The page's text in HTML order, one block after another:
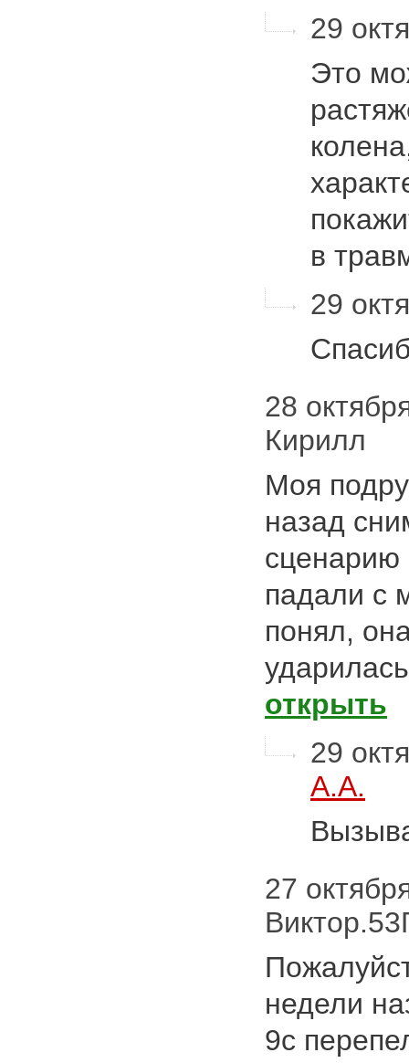
29
Это
в
29
28
Кирилл
Моя
назад
сценарию
падали с
понял,
открыть
29
А.А.
27
недели
9с